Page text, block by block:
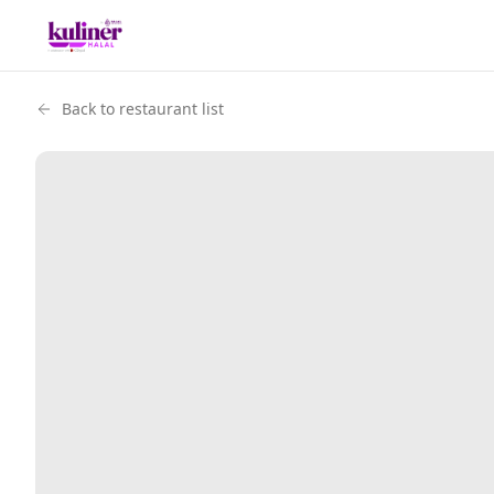
Back to restaurant list